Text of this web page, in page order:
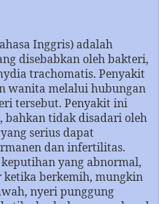
Inggris) adalah
disebabkan oleh bakteri,
trachomatis. Penyakit
wanita melalui hubungan
tersebut. Penyakit ini
tidak disadari oleh
serius dapat
dan infertilitas.
yang abnormal,
ketika berkemih, mungkin
nyeri punggung